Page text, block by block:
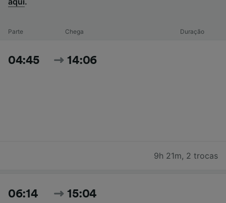
Parte Chega Duração
04:45 14:06
9h 21m, 2 trocas
06:14 15:04